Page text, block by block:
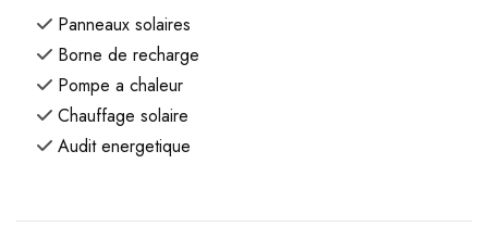
Panneaux solaires
Borne de recharge
Pompe a chaleur
Chauffage solaire
Audit energetique